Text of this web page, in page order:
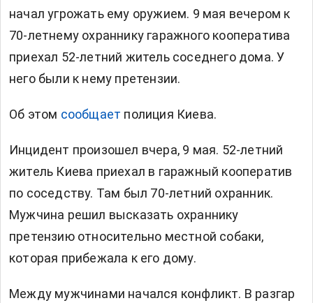
начал угрожать ему оружием. 9 мая вечером к
70-летнему охраннику гаражного кооператива
приехал 52-летний житель соседнего дома. У
него были к нему претензии.
Об этом сообщает полиция Киева.
Инцидент произошел вчера, 9 мая. 52-летний
житель Киева приехал в гаражный кооператив
по соседству. Там был 70-летний охранник.
Мужчина решил высказать охраннику
претензию относительно местной собаки,
которая прибежала к его дому.
Между мужчинами начался конфликт. В разгар